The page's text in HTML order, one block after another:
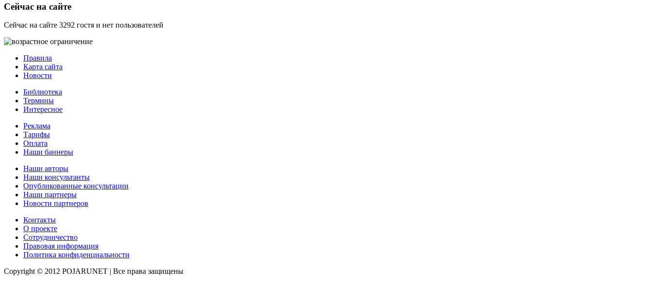
Сейчас на сайте
Сейчас на сайте 3292 гостя и нет пользователей
Правила
Карта сайта
Новости
Библиотека
Термины
Интересное
Реклама
Тарифы
Оплата
Наши баннеры
Наши авторы
Наши консультанты
Опубликованные консультации
Наши партнеры
Новости партнеров
Контакты
О проекте
Сотрудничество
Правовая информация
Политика конфиденциальности
Copyright © 2012 POJARUNET | Все права защищены